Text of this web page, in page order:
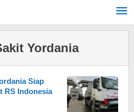
Yordania
Siap
RS Indonesia